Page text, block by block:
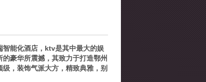
能化酒店，ktv是其中最大的娱
豪华所震撼，其致力于打造鄂州
，装饰气派大方，精致典雅，别